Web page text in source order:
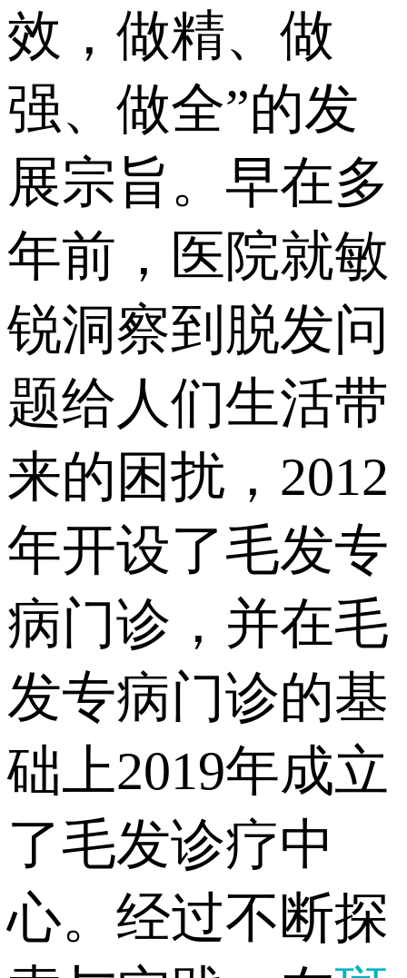
效，做精、做
强、做全”的发
展宗旨。早在多
年前，医院就敏
锐洞察到脱发问
题给人们生活带
来的困扰，2012
年开设了毛发专
病门诊，并在毛
发专病门诊的基
础上2019年成立
了毛发诊疗中
心。经过不断探